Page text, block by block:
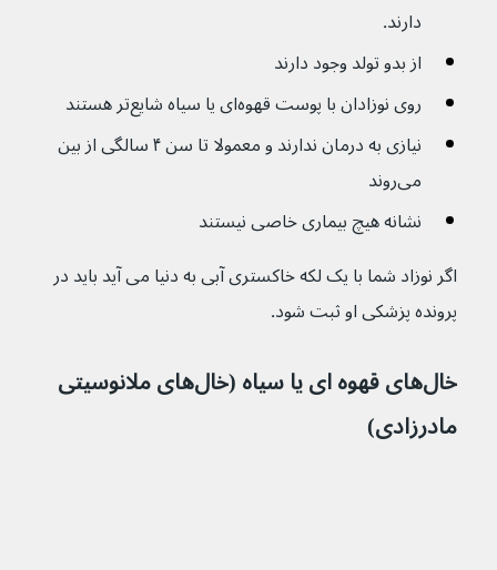
دارند.
از بدو تولد وجود دارند
روی نوزادان با پوست قهوه‌ای یا سیاه شایع‌تر هستند
نیازی به درمان ندارند و معمولا تا سن ۴ سالگی از بین
می‌روند
نشانه هیچ بیماری خاصی نیستند
اگر نوزاد شما با یک لکه خاکستری آبی به دنیا می آید باید در
پرونده پزشکی او ثبت شود.
خال‌های قهوه ای یا سیاه (خال‌های ملانوسیتی
مادرزادی)